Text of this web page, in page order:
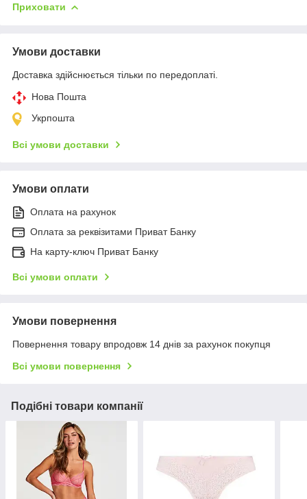
Приховати
Умови доставки
Доставка здійснюється тільки по передоплаті.
Нова Пошта
Укрпошта
Всі умови доставки
Умови оплати
Оплата на рахунок
Оплата за реквізитами Приват Банку
На карту-ключ Приват Банку
Всі умови оплати
Умови повернення
Повернення товару впродовж 14 днів за рахунок покупця
Всі умови повернення
Подібні товари компанії